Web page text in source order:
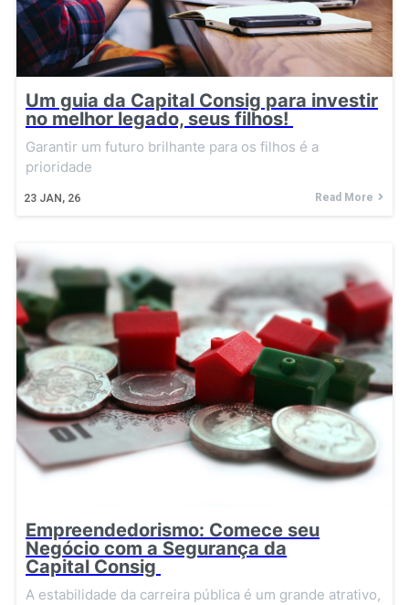
Um guia da Capital Consig para investir
no melhor legado, seus filhos!
23 JAN, 26
Garantir um futuro brilhante para os filhos é a
prioridade
Read More
Empreendedorismo: Comece seu
Negócio com a Segurança da
Capital Consig
A estabilidade da carreira pública é um grande atrativo,